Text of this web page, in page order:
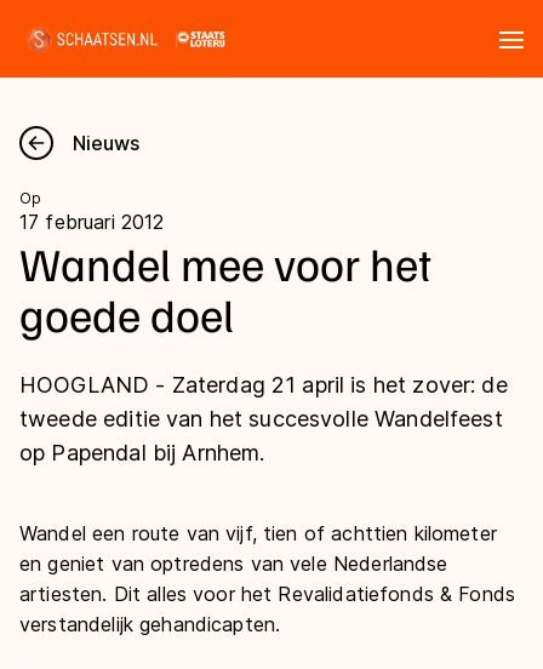
Nieuws
Kalender
Disciplines
Langebaan
Shorttrack
Kunstschaatsen
Schoonrijden
Natuurijs
Uitslagen
Langebaan
Marathon
Inlineskaten
Kunstschaatsen
Tijden & historie
Ranglijsten Langebaan
Persoonlijke records & tijden
Historie & statistiek
De weg op
Inschrijven wedstrijden
Schaatsfans
Nieuws
Op
17 februari 2012
Wandel mee voor het
goede doel
HOOGLAND - Zaterdag 21 april is het zover: de
tweede editie van het succesvolle Wandelfeest
op Papendal bij Arnhem.
Wandel een route van vijf, tien of achttien kilometer
en geniet van optredens van vele Nederlandse
artiesten. Dit alles voor het Revalidatiefonds & Fonds
verstandelijk gehandicapten.